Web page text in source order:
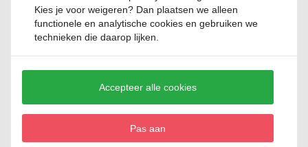
nieuwe borden gebruik. Levering is trouwens snel en correct.
Relevante producten
Kies je voorweigeren? Dan plaatsen we alleen
functionele en analytische cookies en gebruiken we
technieken die daarop lijken.
Accepteer alle cookies
Pas aan